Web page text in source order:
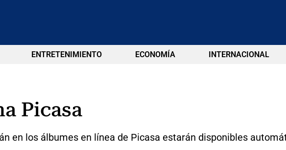
ENTRETENIMIENTO ECONOMÍA INTERNACIONAL
Picasa
en los álbumes en línea de Picasa estarán disponibles